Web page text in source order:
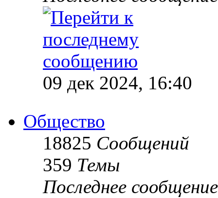
09 дек 2024, 16:40
Общество
18825 Сообщений
359 Темы
Последнее сообщение